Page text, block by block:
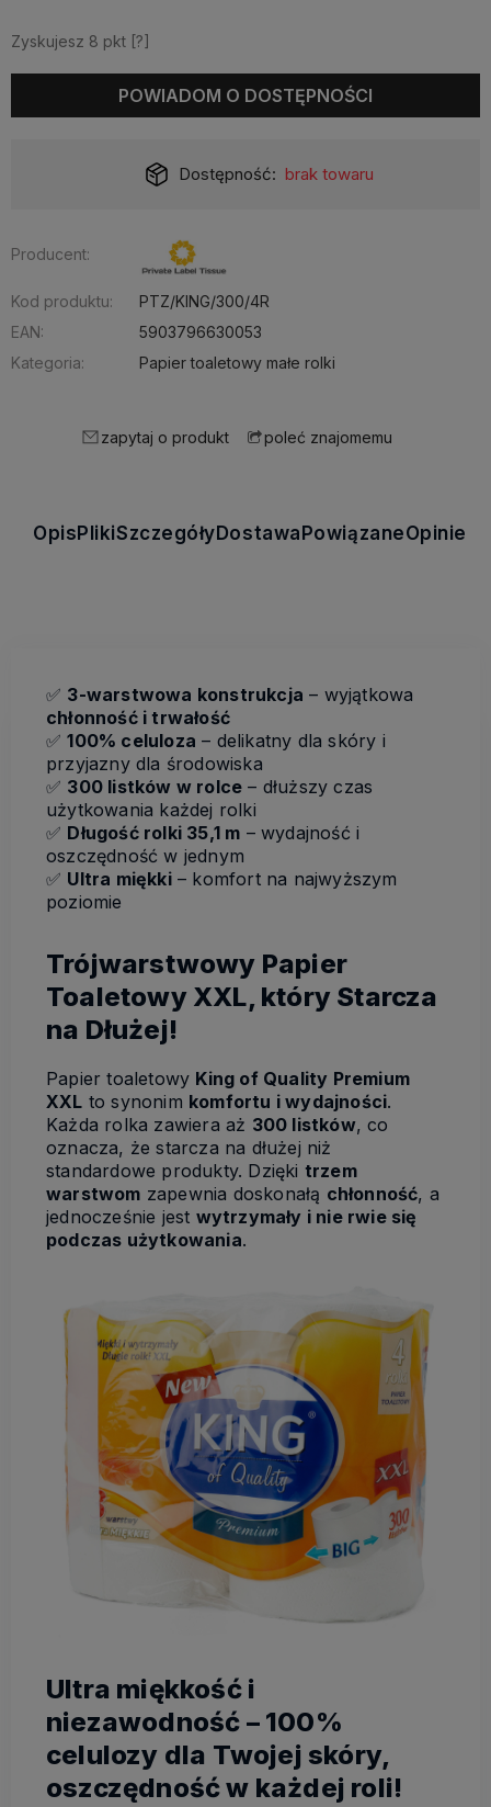
Zyskujesz 8 pkt [?]
POWIADOM O DOSTĘPNOŚCI
Dostępność: brak towaru
Producent:
Kod produktu:
PTZ/KING/300/4R
EAN:
5903796630053
Kategoria:
Papier toaletowy małe rolki
zapytaj o produkt poleć znajomemu
OpisPlikiSzczegółyDostawaPowiązaneOpinie
✅ 3-warstwowa konstrukcja – wyjątkowa
chłonność i trwałość
✅ 100% celuloza – delikatny dla skóry i
przyjazny dla środowiska
✅ 300 listków w rolce – dłuższy czas
użytkowania każdej rolki
✅ Długość rolki 35,1 m – wydajność i
oszczędność w jednym
✅ Ultra miękki– komfort na najwyższym
poziomie
Trójwarstwowy Papier
Toaletowy XXL, który Starcza
na Dłużej!
Papier toaletowy King of Quality Premium
XXL to synonim komfortu i wydajności.
Każda rolka zawiera aż 300 listków, co
oznacza, że starcza na dłużej niż
standardowe produkty. Dzięki trzem
warstwom zapewnia doskonałą chłonność, a
jednocześnie jest wytrzymały i nie rwie się
podczas użytkowania.
Ultra miękkość i
niezawodność – 100%
celulozy dla Twojej skóry,
oszczędność w każdej roli!